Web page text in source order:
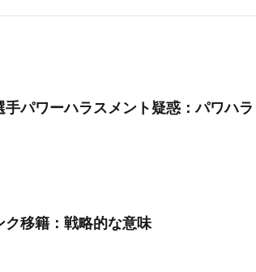
パワーハラスメント疑惑：パワハラ
移籍：戦略的な意味